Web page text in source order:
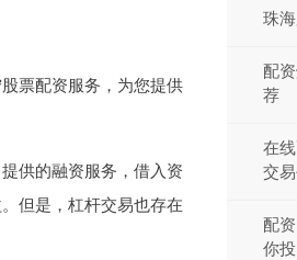
票配资服务，为您提供
供的融资服务，借入资
但是，杠杆交易也存在
珠
配
荐
在
交
配
你